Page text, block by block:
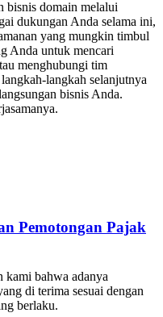
bisnis domain melalui
dukungan Anda selama ini,
yang mungkin timbul
Anda untuk mencari
menghubungi tim
langkah selanjutnya
bisnis Anda.
Pemotongan Pajak
kami bahwa adanya
di terima sesuai dengan
berlaku.